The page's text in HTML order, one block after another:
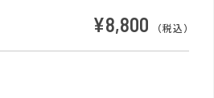
¥8,800 （税込）